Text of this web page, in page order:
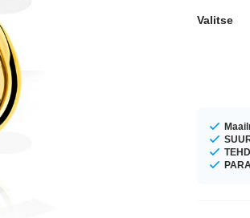
Valitse